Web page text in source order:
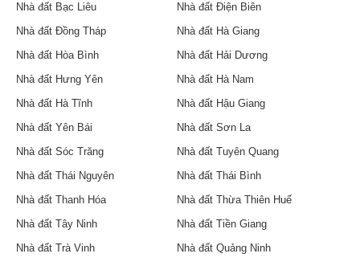
Nhà đất Bạc Liêu
Nhà đất Điện Biên
Nhà đất Đồng Tháp
Nhà đất Hà Giang
Nhà đất Hòa Bình
Nhà đất Hải Dương
Nhà đất Hưng Yên
Nhà đất Hà Nam
Nhà đất Hà Tĩnh
Nhà đất Hậu Giang
Nhà đất Yên Bái
Nhà đất Sơn La
Nhà đất Sóc Trăng
Nhà đất Tuyên Quang
Nhà đất Thái Nguyên
Nhà đất Thái Bình
Nhà đất Thanh Hóa
Nhà đất Thừa Thiên Huế
Nhà đất Tây Ninh
Nhà đất Tiền Giang
Nhà đất Trà Vinh
Nhà đất Quảng Ninh